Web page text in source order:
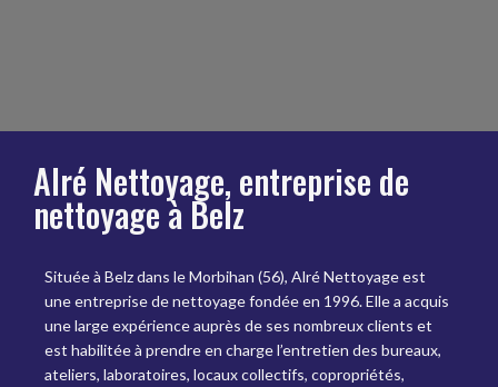
Alré Nettoyage, entreprise de
nettoyage à Belz
Située à Belz dans le Morbihan (56), Alré Nettoyage est
une entreprise de nettoyage fondée en 1996. Elle a acquis
une large expérience auprès de ses nombreux clients et
est habilitée à prendre en charge l’entretien des bureaux,
ateliers, laboratoires, locaux collectifs, copropriétés,